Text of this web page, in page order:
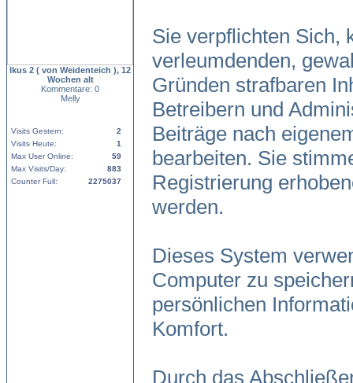
Ikus 2 ( von Weidenteich ), 12
Wochen alt
Kommentare: 0
Melly
Visits Gestern:
2
Visits Heute:
1
Max User Online:
59
Max Visits/Day:
883
Counter Full:
2275037
Sie verpflichten Sich,
verleumdenden,
Gründen strafbaren
Betreibern und
Beiträge nach
bearbeiten. Sie
Registrierung
werden.
Dieses System
Computer zu
persönlichen
Komfort.
Durch das